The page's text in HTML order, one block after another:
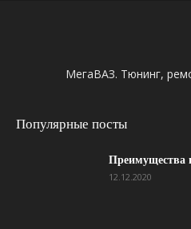
МегаВАЗ. Тюнинг,
Популярные посты
Преимущества
12.12.2020